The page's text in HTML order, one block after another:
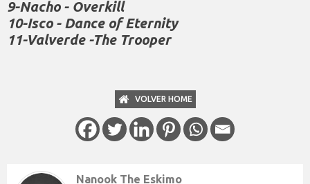
9-Nacho - Overkill
10-Isco - Dance of Eternity
11-Valverde -The Trooper
VOLVER HOME
Nanook The Eskimo